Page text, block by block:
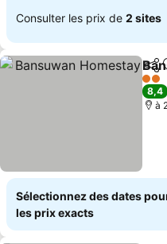
Consulter les prix de 2 sites
2
8,4
à
Sélectionnez des dates
les prix exacts